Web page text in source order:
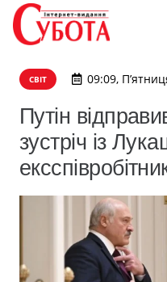
СВІТ 09:09,
Путін
зустріч із